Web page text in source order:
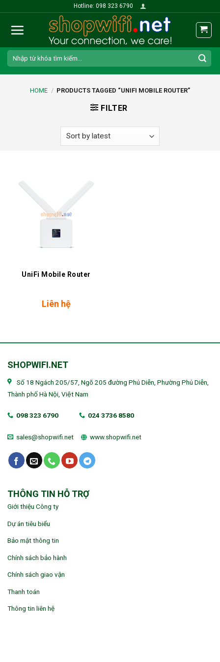
content
Hotline: 098 323 6790
Search
for:
HOME / PRODUCTS TAGGED “UNIFI MOBILE ROUTER”
FILTER
UniFi Mobile Router
Liên hệ
SHOPWIFI.NET
Số 18 Ngách 205/57, Ngõ 205 đường Phú Diễn, Phường Phú Diễn,
Thành phố Hà Nội, Việt Nam
098 323 6790 024 3736 8580
sales@shopwifi.net www.shopwifi.net
THÔNG TIN HỖ TRỢ
Giới thiệu Công ty
Dự án tiêu biểu
Bảo mật thông tin
Chính sách bảo hành
Chính sách giao vận
Thanh toán
Thông tin liên hệ